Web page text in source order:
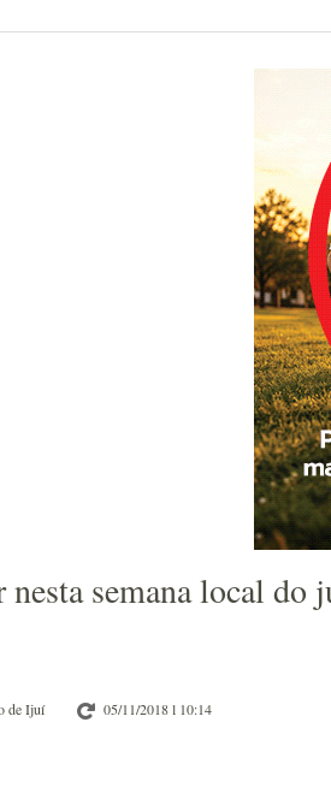
semana local do
de Ijuí 05/11/2018 l 10:14